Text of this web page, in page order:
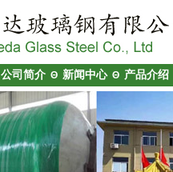
公司简介Θ 新闻中心Θ 产品介绍